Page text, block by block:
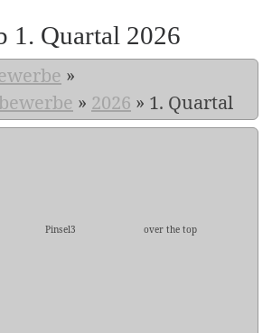
1. Quartal 2026
»
» 2026 » 1. Quartal
Pinsel3 over the top